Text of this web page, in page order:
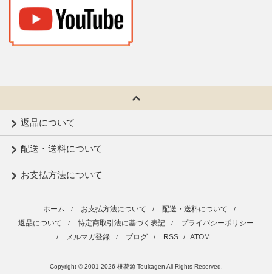
返品について
配送・送料について
お支払方法について
ホーム / お支払方法について / 配送・送料について /
返品について / 特定商取引法に基づく表記 / プライバシーポリシー
/ メルマガ登録 / ブログ / RSS / ATOM
Copyright © 2001-2026 桃花源 Toukagen All Rights Reserved.